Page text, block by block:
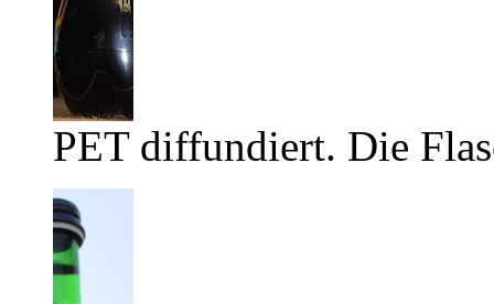
PET diffundiert. Die